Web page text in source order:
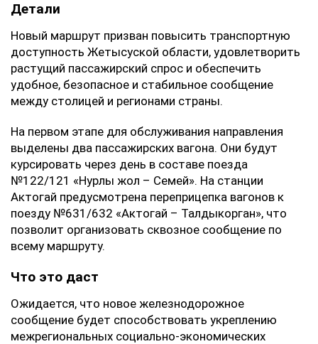
Детали
Новый маршрут призван повысить транспортную
доступность Жетысуской области, удовлетворить
растущий пассажирский спрос и обеспечить
удобное, безопасное и стабильное сообщение
между столицей и регионами страны.
На первом этапе для обслуживания направления
выделены два пассажирских вагона. Они будут
курсировать через день в составе поезда
№122/121 «Нурлы жол – Семей». На станции
Актогай предусмотрена переприцепка вагонов к
поезду №631/632 «Актогай – Талдыкорган», что
позволит организовать сквозное сообщение по
всему маршруту.
Что это даст
Ожидается, что новое железнодорожное
сообщение будет способствовать укреплению
межрегиональных социально-экономических